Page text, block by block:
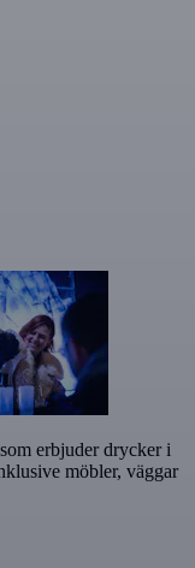
erbjuder drycker i
möbler, väggar